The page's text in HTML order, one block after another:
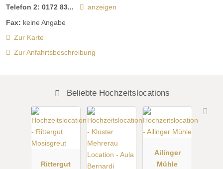
Telefon 2: 0172 83...
anzeigen
Fax: keine Angabe
Zur Karte
Zur Anfahrtsbeschreibung
Beliebte Hochzeitslocations
Rittergut
Ailinger
Mühle